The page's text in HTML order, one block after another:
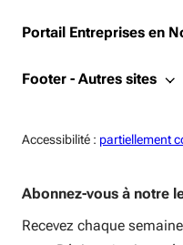
Portail Entreprises en
Footer - Autres sites
Accessibilité : Accessiblité:
partiellement
Abonnez-vous à notre
Recevez chaque